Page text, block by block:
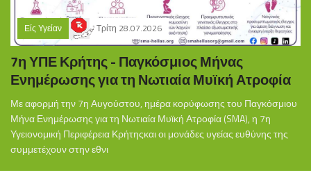
Είς Υγείαν Τρίτη 28.07.2026
7η ΥΠΕ Κρήτης - Παγκόσμιος Μήνας
Ενημέρωσης για τη Νωτιαία Μυϊκή Ατροφία
Με αφορμή την 7η Αυγούστου, ημέρα κορύφωσης του Παγκόσμιου
Μήνα Ενημέρωσης για τη Νωτιαία Μυϊκή Ατροφία (SMA), η 7η
Υγειονομική Περιφέρεια Κρήτηςκαι οι μονάδες υγείας ευθύνης της
συμμετέχουν στην εθνι